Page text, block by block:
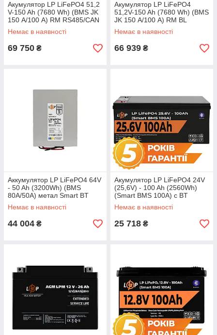
Акумулятор LP LiFePO4 51,2
V-150 Ah (7680 Wh) (BMS JK
150 А/100 А) RM RS485/CAN
BL
Немає в наявності
69 750 ₴
Акумулятор LP LiFePO4
51,2V-150 Ah (7680 Wh) (BMS
JK 150 А/100 А) RM BL
Немає в наявності
66 939 ₴
Аккумулятор LP LiFePO4 64V
- 50 Ah (3200Wh) (BMS
80A/50А) метал Smart BT
heating
Немає в наявності
44 004 ₴
Акумулятор LP LiFePO4 24V
(25,6V) - 100 Ah (2560Wh)
(Smart BMS 100А) с BT
пластик
Немає в наявності
25 718 ₴